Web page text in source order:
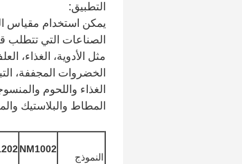
التطبيق:
يمكن استخدام مقياس
الصناعات التي
مثل الأدوية، الغذاء،
الخضروات المجففة،
الغذاء واللحوم
المطاط والبلاستيك
النموذج
NM1002